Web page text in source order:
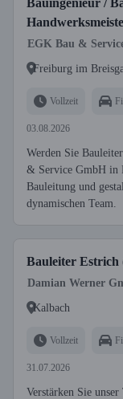
Bauingenieur /
EGK Bau &
Freiburg im
Vollzeit
03.08.2026
Werden Sie
& Service GmbH in
Bauleitung und
dynamischen Team.
Bauleiter Estrich
Damian Werner
Kalbach
Vollzeit
31.07.2026
Verstärken Sie